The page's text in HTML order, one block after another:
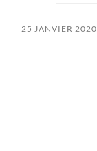
25 JANVIER 2020